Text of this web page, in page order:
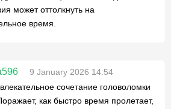
может оттолкнуть на
время.
9 January 2026 14:54
сочетание головоломки
как быстро время пролетает,